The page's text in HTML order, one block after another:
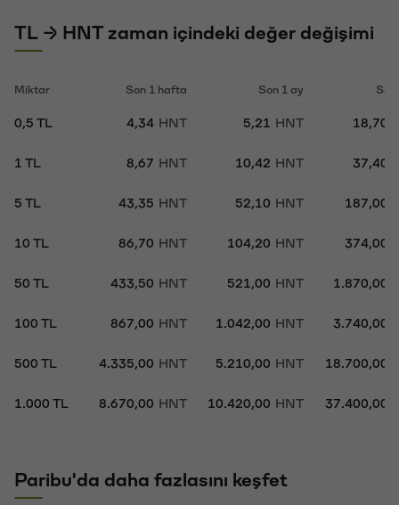
TL → HNT zaman içindeki değer değişimi
Miktar Son 1 hafta Son 1 ay Son
0,5 TL 4,34 HNT 5,21 HNT 18,70
1 TL 8,67 HNT 10,42 HNT 37,40
5 TL 43,35 HNT 52,10 HNT 187,00
10 TL 86,70 HNT 104,20 HNT 374,00
50 TL 433,50 HNT 521,00 HNT 1.870,00
100 TL 867,00 HNT 1.042,00 HNT 3.740,00
500 TL 4.335,00 HNT 5.210,00 HNT 18.700,00
1.000 TL 8.670,00 HNT 10.420,00 HNT 37.400,00
Paribu'da daha fazlasını keşfet